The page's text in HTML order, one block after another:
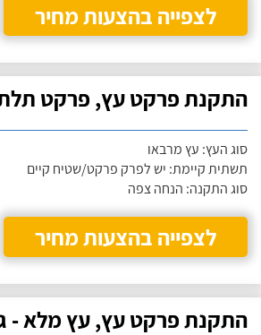
לצפייה בהצעות מחיר
התקנת פרקט עץ, פרקט
סוג העץ: עץ מרבאו
תשתית קיימת: יש לפרק פרקט/שטיח קיים
סוג התקנה: הנחה צפה
לצפייה בהצעות מחיר
התקנת פרקט עץ, עץ מלא -